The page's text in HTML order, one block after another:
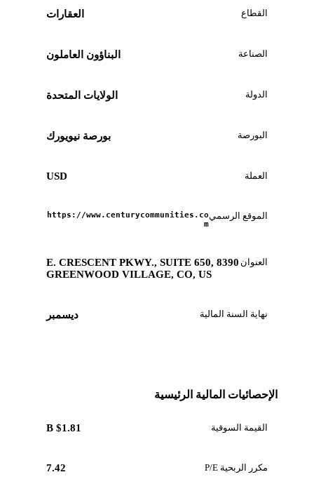
القطاع العقارات
الصناعة البناؤون العاملون
الدولة الولايات المتحدة
البورصة بورصة نيويورك
العملة USD
الموقع الرسمي https://www.centurycommunities.co
m
العنوان
8390 E. CRESCENT PKWY., SUITE 650,
GREENWOOD VILLAGE, CO, US
نهاية السنة المالية ديسمبر
الإحصائيات المالية الرئيسية
القيمة السوقية $1.81 B
مكرر الربحية P/E 7.42